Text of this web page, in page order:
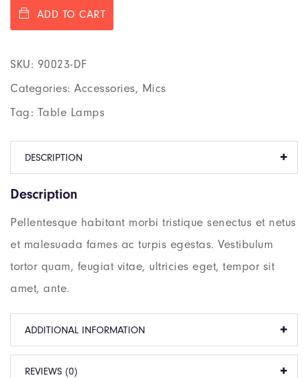
ADD TO CART
SKU: 90023-DF
Categories: Accessories, Mics
Tag: Table Lamps
DESCRIPTION
Description
Pellentesque habitant morbi tristique senectus et netus
et malesuada fames ac turpis egestas. Vestibulum
tortor quam, feugiat vitae, ultricies eget, tempor sit
amet, ante.
ADDITIONAL INFORMATION
REVIEWS (0)